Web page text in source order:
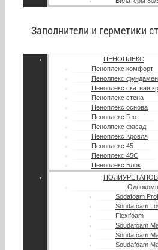
Заполнители и герметики
ПЕНОПЛЕКС
Пеноплекс комфорт
Пенолпекс
Пеноплекс скатная
Пеноплекс стена
Пеноплекс основа
Пеноплекс Гео
Пенолпекс фасад
Пеноплекс Кровля
Пеноплекс 45
Пеноплекс 45С
Пеноплекс Блок
Sodafoam
Soudafoam
Flexifoam
Soudafoam
Soudafoam
Soudafoam